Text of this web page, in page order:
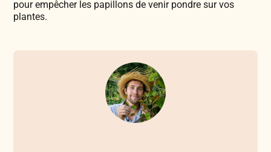
pour empêcher les papillons de venir pondre sur vos
plantes.